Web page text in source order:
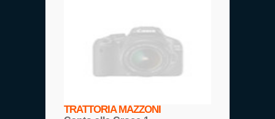
TRATTORIA MAZZONI